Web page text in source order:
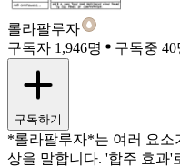
롤라팔루자
구독자 1,946명
구독중 40
구독하기
*롤라팔루자*는 여러 요소
상을 말합니다. '합주 효과'